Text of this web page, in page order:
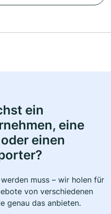
ein
eine
einen
muss – wir holen für
von verschiedenen
genau das anbieten.